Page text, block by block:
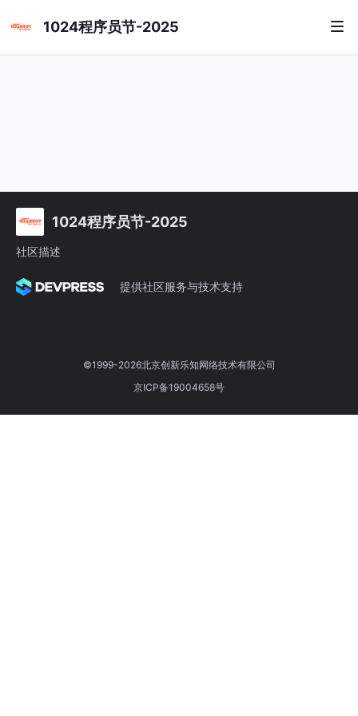
1024程序员节-2025
1024程序员节-2025
社区描述
提供社区服务与技术支持
©1999-2026北京创新乐知网络技术有限公司
京ICP备19004658号